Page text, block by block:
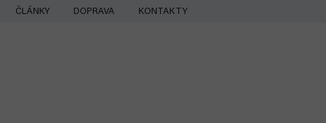
Prejsť
ČLÁNKY DOPRAVA KONTAKTY